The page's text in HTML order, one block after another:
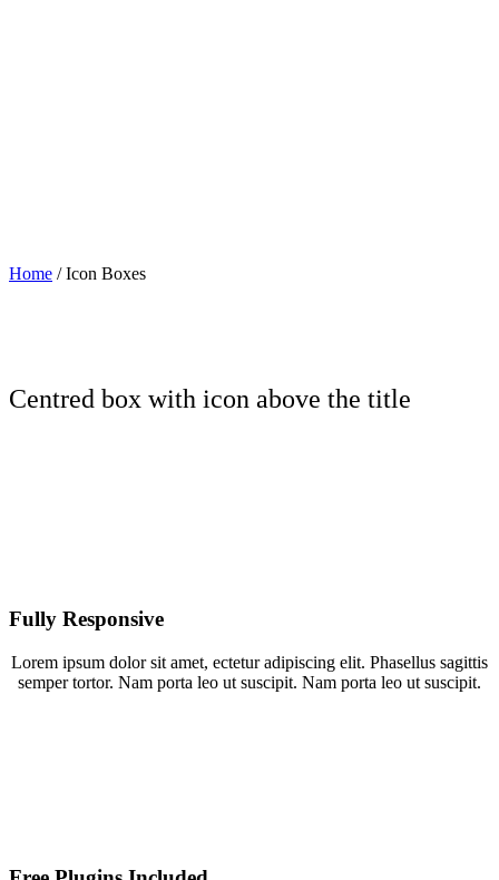
Home /Icon Boxes
Centred box with icon above the title
Fully Responsive
Lorem ipsum dolor sit amet, ectetur adipiscing elit. Phasellus sagittis
semper tortor. Nam porta leo ut suscipit. Nam porta leo ut suscipit.